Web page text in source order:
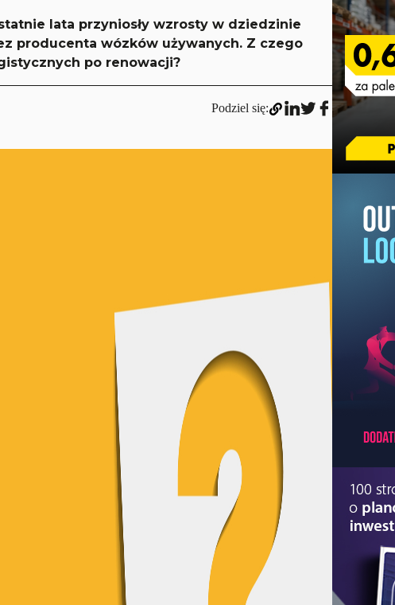
lata przyniosły wzrosty w dziedzinie
producenta wózków używanych. Z czego
po renowacji?
Podziel się: